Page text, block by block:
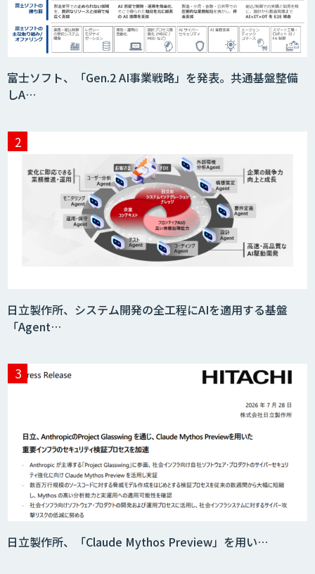
富士ソフト、「Gen.2 AI事業戦略」を発表。共通基盤整備
しA…
日立製作所、システム開発の全工程にAIを適用する基盤
「Agent…
日立製作所、「Claude Mythos Preview」を用い…